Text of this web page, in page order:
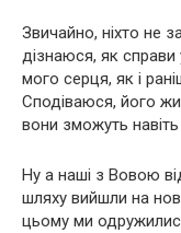
Звичайно, ніхто не
дізнаюся, як справи
мого серця, як і
Сподіваюся, його
вони зможуть
Ну а наші з Вовою
шляху вийшли на
цьому ми